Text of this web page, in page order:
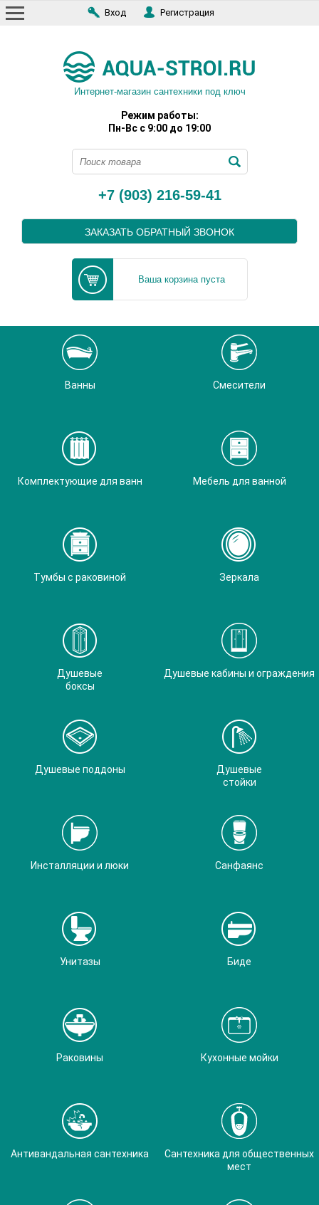
Вход Регистрация
Интернет-магазин сантехники под ключ
Режим работы:
Пн-Вс с 9:00 до 19:00
+7 (903) 216-59-41
ЗАКАЗАТЬ ОБРАТНЫЙ ЗВОНОК
Ваша корзина пуста
Ванны Смесители
Комплектующие для ванн Мебель для ванной
Тумбы с раковиной Зеркала
Душевые
боксы
Душевые кабины и ограждения
Душевые поддоны
Душевые
стойки
Инсталляции и люки Санфаянс
Унитазы Биде
Раковины Кухонные мойки
Антивандальная сантехника
Сантехника для общественных
мест